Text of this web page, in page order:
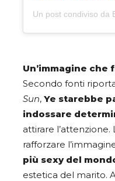
Un’immagine che
Secondo fonti
Sun, Ye starebbe
indossare
attirare l’attenzione.
rafforzare
più sexy del
estetica del marito.